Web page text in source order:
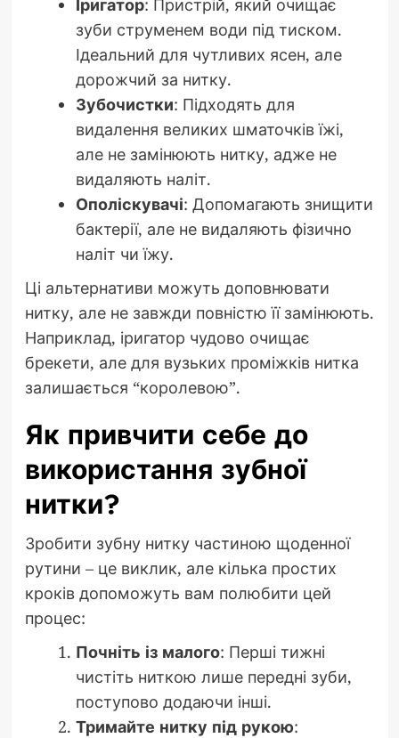
зуби струменем води під тиском.
Ідеальний для чутливих ясен, але
дорожчий за нитку.
Зубочистки: Підходять для
видалення великих шматочків їжі,
але не замінюють нитку, адже не
видаляють наліт.
Ополіскувачі: Допомагають знищити
бактерії, але не видаляють фізично
наліт чи їжу.
Ці альтернативи можуть доповнювати
нитку, але не завжди повністю її замінюють.
Наприклад, іригатор чудово очищає
брекети, але для вузьких проміжків нитка
залишається “королевою”.
Як привчити себе до
використання зубної
нитки?
Зробити зубну нитку частиною щоденної
рутини – це виклик, але кілька простих
кроків допоможуть вам полюбити цей
процес:
Почніть із малого: Перші тижні
чистіть ниткою лише передні зуби,
поступово додаючи інші.
Тримайте нитку під рукою: